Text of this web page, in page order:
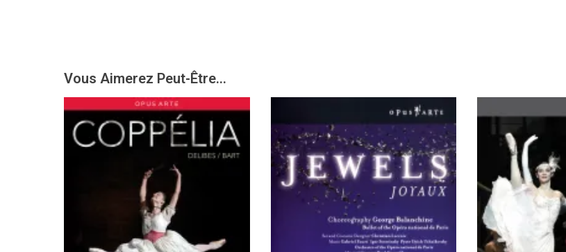
Vous Aimerez Peut-Être...